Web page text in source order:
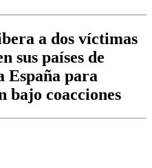
a dos víctimas
sus países de
España para
bajo coacciones